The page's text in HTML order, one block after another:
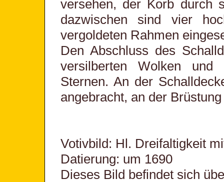
versehen, der Korb durch
dazwischen sind vier
vergoldeten Rahmen
Den Abschluss des
versilberten Wolken und
Sternen. An der
angebracht, an der
Votivbild: Hl. Dreifaltigkeit
Datierung: um 1690
Dieses Bild befindet sich